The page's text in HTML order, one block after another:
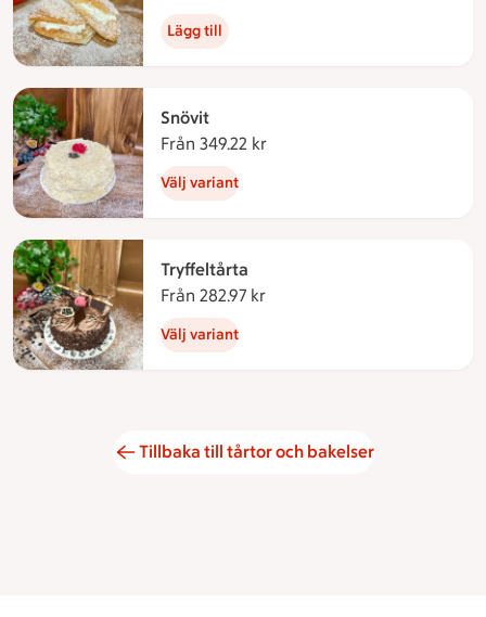
Lägg till
Snövit
Från 349.22 kr
Välj variant
Tryffeltårta
Från 282.97 kr
Välj variant
Tillbaka till tårtor och bakelser